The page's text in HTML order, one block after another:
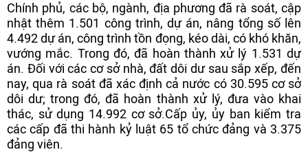
Chính phủ, các bộ, ngành, địa phương đã rà soát, cập
nhật thêm 1.501 công trình, dự án, nâng tổng số lên
4.492 dự án, công trình tồn đọng, kéo dài, có khó khăn,
vướng mắc. Trong đó, đã hoàn thành xử lý 1.531 dự
án. Đối với các cơ sở nhà, đất dôi dư sau sắp xếp, đến
nay, qua rà soát đã xác định cả nước có 30.595 cơ sở
dôi dư; trong đó, đã hoàn thành xử lý, đưa vào khai
thác, sử dụng 14.992 cơ sở.Cấp ủy, ủy ban kiểm tra
các cấp đã thi hành kỷ luật 65 tổ chức đảng và 3.375
đảng viên.